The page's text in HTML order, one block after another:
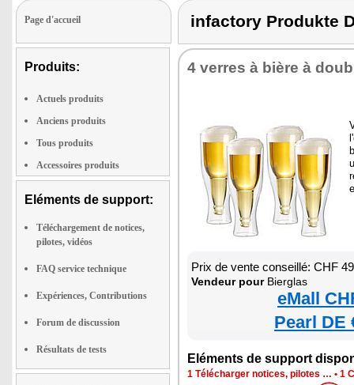
Page d'accueil
Produits:
Actuels produits
Anciens produits
Tous produits
Accessoires produits
Eléments de support:
Téléchargement de notices,
pilotes, vidéos
FAQ service technique
Expériences, Contributions
Forum de discussion
Résultats de tests
infactory Produkte
4 verres à bière à
Prix de vente conseillé: CHF
Vendeur pourBierglas
eMall
Pearl DE
Eléments de support
1 Télécharger notices, pilotes … • 1